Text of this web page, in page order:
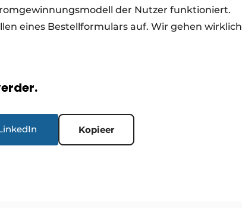
der Nutzer funktioniert.
eines Bestellformulars auf. Wir gehen wirklich
Kopieer